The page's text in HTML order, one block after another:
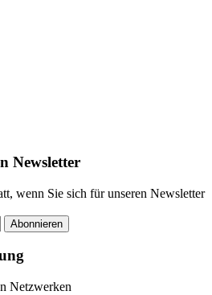
Newsletter
wenn Sie sich für unseren Newsletter
Abonnieren
Netzwerken